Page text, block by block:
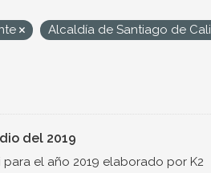
Alcaldía de Santiago de Cali
del 2019
el año 2019 elaborado por K2